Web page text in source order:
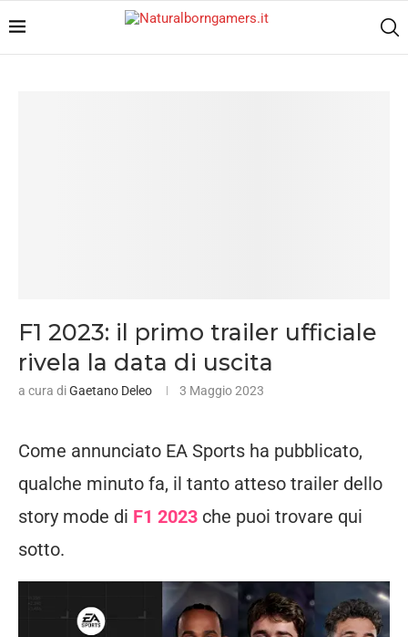
F1 2023: il primo trailer ufficiale
rivela la data di uscita
a cura diGaetano Deleo 3 Maggio 2023
Come annunciato EA Sports ha pubblicato,
qualche minuto fa, il tanto atteso trailer dello
story mode di F1 2023 che puoi trovare qui
sotto.